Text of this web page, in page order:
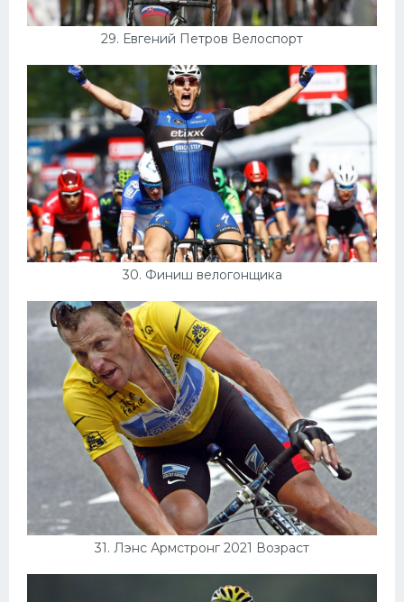
29. Евгений Петров Велоспорт
30. Финиш велогонщика
31. Лэнс Армстронг 2021 Возраст